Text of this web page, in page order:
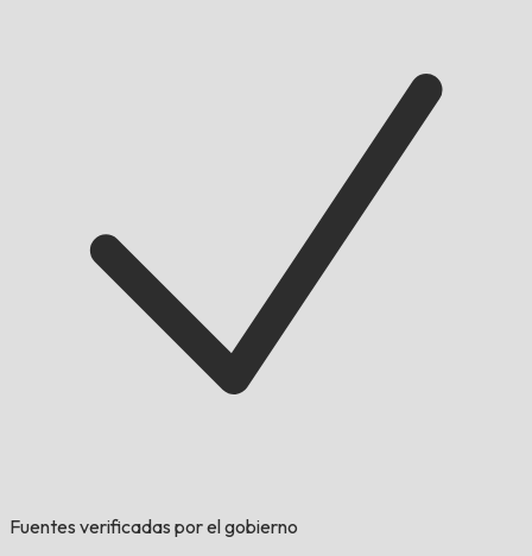
Fuentes verificadas por el gobierno